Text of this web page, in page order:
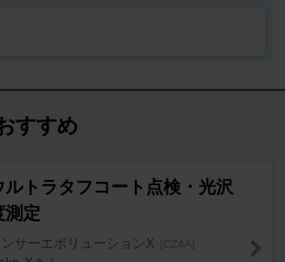
すすめ
ルトラタフコート点検・光沢
測定
ンサーエボリューションX [CZ4A]